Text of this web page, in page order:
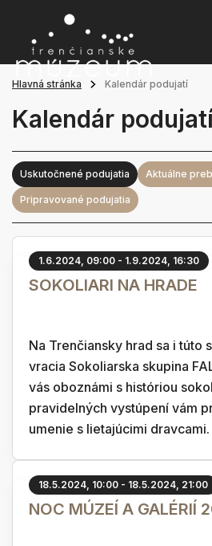
Hlavná stránka Kalendár podujatí
Kalendár
Uskutočnené podujatia Aktuálne
Pripravované podujatia
1.6.2024, 09:00 - 1.9.2024, 16:30
SOKOLIARI NA HRADE
Na Trenčiansky hrad sa i túto
vracia Sokoliarska skupina
vás oboznámi s históriou
pravidelných vystúpení vám
umenie s lietajúcimi dravcami.
18.5.2024, 10:00 - 18.5.2024, 21:00
NOC MÚZEÍ A GALÉRIÍ